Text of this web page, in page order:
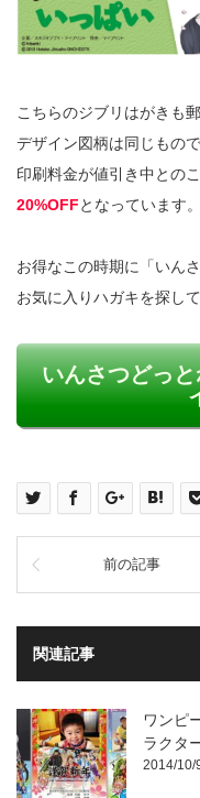
こちらのジブリはがきも
デザイン図柄は同じもので
印刷料金が値引き中との
20%OFFとなっています。
お得なこの時期に「いん
お気に入りハガキを探し
いんさつどっ
前の記事
関連記事
ワンピ
ラクタ
2014/10/